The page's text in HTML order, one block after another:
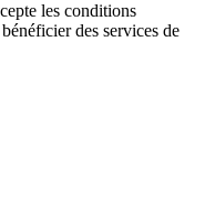
les conditions
des services de